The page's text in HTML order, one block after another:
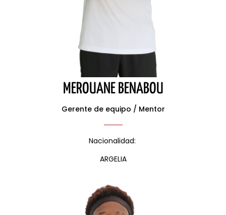
MEROUANE BENABOU
Gerente de equipo / Mentor
Nacionalidad:
ARGELIA